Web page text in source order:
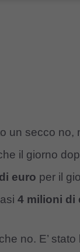
un secco
il giorno
euro per il
4 milioni di
no. E’